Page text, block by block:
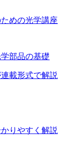
めの光学講座
部品の基礎
載形式で解説
りやすく解説